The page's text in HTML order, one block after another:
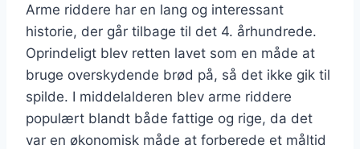
Arme riddere har en lang og interessant
historie, der går tilbage til det 4. århundrede.
Oprindeligt blev retten lavet som en måde at
bruge overskydende brød på, så det ikke gik til
spilde. I middelalderen blev arme riddere
populært blandt både fattige og rige, da det
var en økonomisk måde at forberede et måltid